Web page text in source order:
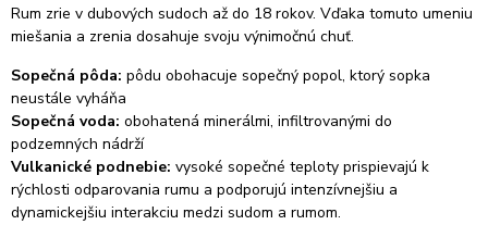
Rum zrie v dubových sudoch až do 18 rokov. Vďaka tomuto umeniu
miešania a zrenia dosahuje svoju výnimočnú chuť.
Sopečná pôda: pôdu obohacuje sopečný popol, ktorý sopka
neustále vyháňa
Sopečná voda: obohatená minerálmi, infiltrovanými do
podzemných nádrží
Vulkanické podnebie: vysoké sopečné teploty prispievajú k
rýchlosti odparovania rumu a podporujú intenzívnejšiu a
dynamickejšiu interakciu medzi sudom a rumom.